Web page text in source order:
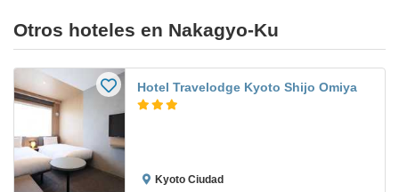
Otros hoteles en Nakagyo-Ku
Hotel Travelodge Kyoto Shijo Omiya
Kyoto Ciudad